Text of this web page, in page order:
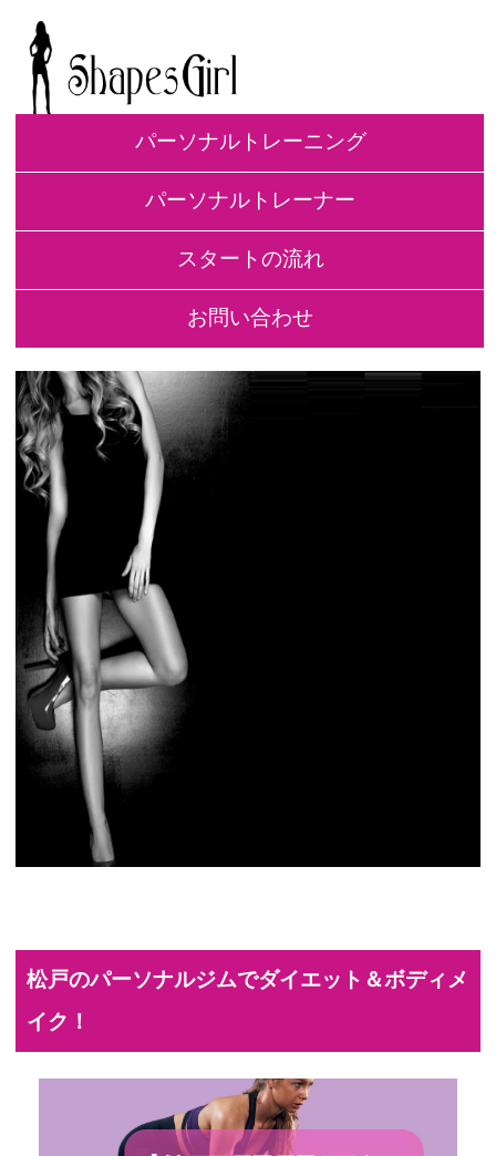
パーソナルトレーニング
パーソナルトレーナー
スタートの流れ
お問い合わせ
松戸のパーソナルジムでダイエット＆ボディメ
イク！